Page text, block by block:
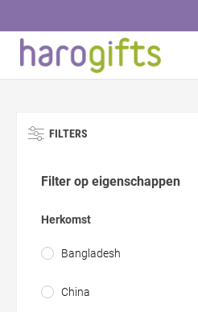
FILTERS
Filter op eigenschappen
Herkomst
Bangladesh
China